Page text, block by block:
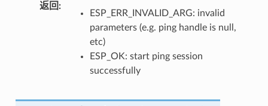
返回 :
ESP_ERR_INVALID_ARG: invalid
parameters (e.g. ping handle is null,
etc)
ESP_OK: start ping session
successfully